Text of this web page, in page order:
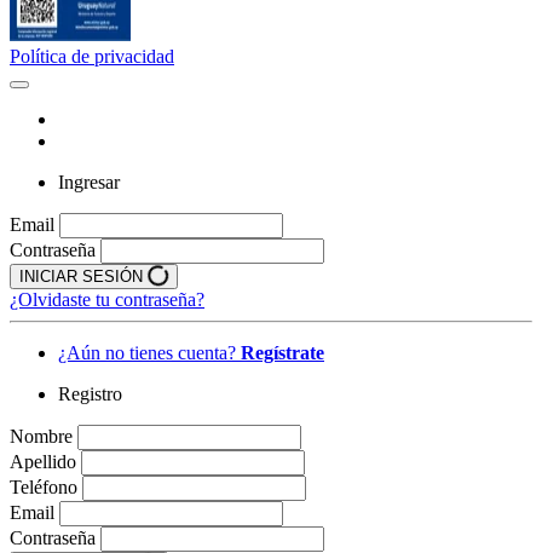
Política de privacidad
Ingresar
Email
Contraseña
INICIAR SESIÓN
¿Olvidaste tu contraseña?
¿Aún no tienes cuenta? Regístrate
Registro
Nombre
Apellido
Teléfono
Email
Contraseña